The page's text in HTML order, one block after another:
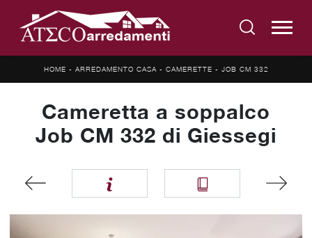
HOME - ARREDAMENTO CASA - CAMERETTE - JOB CM 332
Cameretta a soppalco
Job CM 332 di Giessegi